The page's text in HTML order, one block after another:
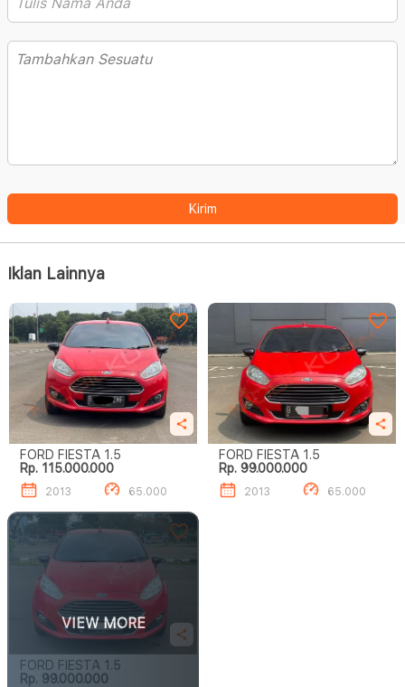
Kirim
Iklan Lainnya
FORD FIESTA 1.5
Rp. 115.000.000
2013 65.000
FORD FIESTA 1.5
Rp. 99.000.000
2013 65.000
FORD FIESTA 1.5
Rp. 99.000.000
VIEW MORE